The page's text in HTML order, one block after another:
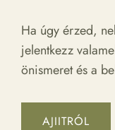
Ha úgy érzed,
jelentkezz
önismeret és a
AJIITRÓL